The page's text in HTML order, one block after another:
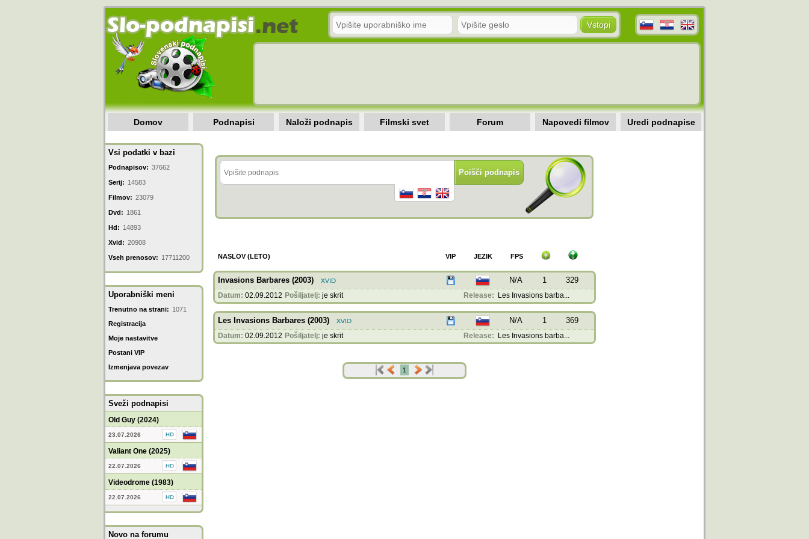
Domov Podnapisi Naloži podnapis Filmski svet Forum Napovedi filmov Uredi podnapise
Vsi podatki v bazi
Podnapisov: 37662
Serij: 14583
Filmov: 23079
Dvd: 1861
Hd: 14893
Xvid: 20908
Vseh prenosov: 17711200
Uporabniški meni
Trenutno na strani: 1071
Registracija
Moje nastavitve
Postani VIP
Izmenjava povezav
Sveži podnapisi
Old Guy (2024)
23.07.2026
Valiant One (2025)
22.07.2026
Videodrome (1983)
22.07.2026
Novo na forumu
NASLOV (LETO) FPS
JEZIK
VIP
Invasions Barbares (2003) N/A 1 329
Datum: 02.09.2012 Pošiljatelj: je skrit Release: Les Invasions barba...
Les Invasions Barbares (2003) N/A 1 369
Datum: 02.09.2012 Pošiljatelj: je skrit Release: Les Invasions barba...
1